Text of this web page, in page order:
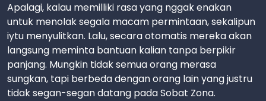
Apalagi, kalau memilliki rasa yang nggak enakan
untuk menolak segala macam permintaan, sekalipun
iytu menyulitkan. Lalu, secara otomatis mereka akan
langsung meminta bantuan kalian tanpa berpikir
panjang. Mungkin tidak semua orang merasa
sungkan, tapi berbeda dengan orang lain yang justru
tidak segan-segan datang pada Sobat Zona.